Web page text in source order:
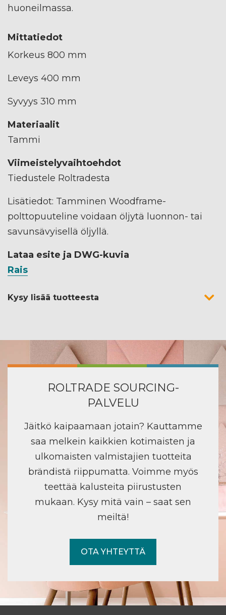
huoneilmassa.
Mittatiedot
Korkeus 800 mm
Leveys 400 mm
Syvyys 310 mm
Materiaalit
Tammi
Viimeistelyvaihtoehdot
Tiedustele Roltradesta
Lisätiedot: Tamminen Woodframe-
polttopuuteline voidaan öljytä luonnon- tai
savunsävyisellä öljyllä.
Lataa esite ja DWG-kuvia
Rais
Kysy lisää tuotteesta
ROLTRADE SOURCING-
PALVELU
Jäitkö kaipaamaan jotain? Kauttamme
saa melkein kaikkien kotimaisten ja
ulkomaisten valmistajien tuotteita
brändistä riippumatta. Voimme myös
teettää kalusteita piirustusten
mukaan. Kysy mitä vain – saat sen
meiltä!
OTA YHTEYTTÄ